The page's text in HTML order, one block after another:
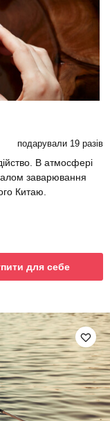
подарували 19 разів
В атмосфері
заварювання
Китаю.
для себе